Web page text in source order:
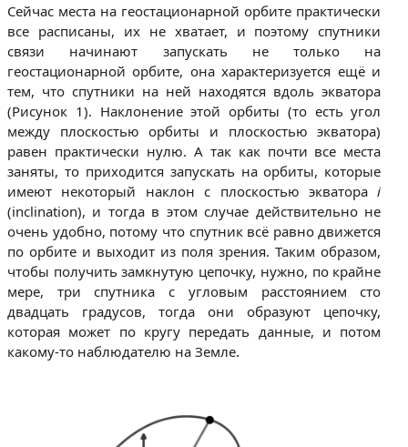
Сейчас места на геостационарной орбите практически
все расписаны, их не хватает, и поэтому спутники
связи начинают запускать не только на
геостационарной орбите, она характеризуется ещё и
тем, что спутники на ней находятся вдоль экватора
(Рисунок 1). Наклонение этой орбиты (то есть угол
между плоскостью орбиты и плоскостью экватора)
равен практически нулю. А так как почти все места
заняты, то приходится запускать на орбиты, которые
имеют некоторый наклон с плоскостью экватораi
(inclination), и тогда в этом случае действительно не
очень удобно, потому что спутник всё равно движется
по орбите и выходит из поля зрения. Таким образом,
чтобы получить замкнутую цепочку, нужно, по крайне
мере, три спутника с угловым расстоянием сто
двадцать градусов, тогда они образуют цепочку,
которая может по кругу передать данные, и потом
какому-то наблюдателю на Земле.